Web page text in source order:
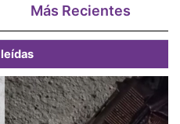
Más Recientes